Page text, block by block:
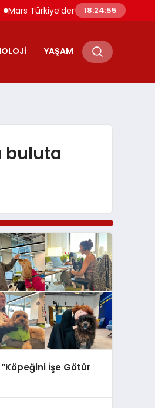
“Köpeğini İşe Götür Haftası”
18:24:57
YAŞAM
buluta
İşe Götür